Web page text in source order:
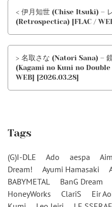
< 伊月知世 (Chise Itsuki) –
(Retrospectica) [FLAC /
> 名取さな (Natori Sana) –
(Kagami no Kuni no
WEB] [2026.03.28]
Tags
(G)I-DLE Ado aespa
Dream!
Ayumi Hamasaki
BABYMETAL
BanG Dream
HoneyWorks
ClariS Eir